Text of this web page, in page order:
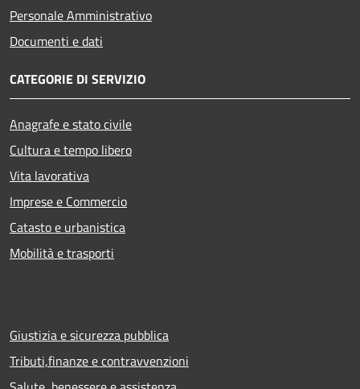
Personale Amministrativo
Documenti e dati
CATEGORIE DI SERVIZIO
Anagrafe e stato civile
Cultura e tempo libero
Vita lavorativa
Imprese e Commercio
Catasto e urbanistica
Mobilità e trasporti
Giustizia e sicurezza pubblica
Tributi,finanze e contravvenzioni